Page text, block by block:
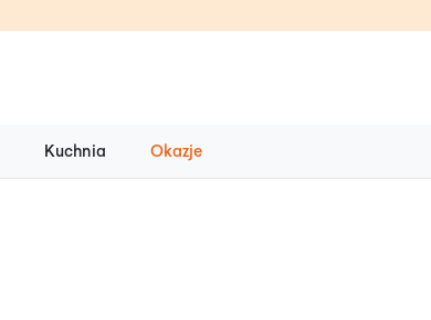
Kuchnia Okazje